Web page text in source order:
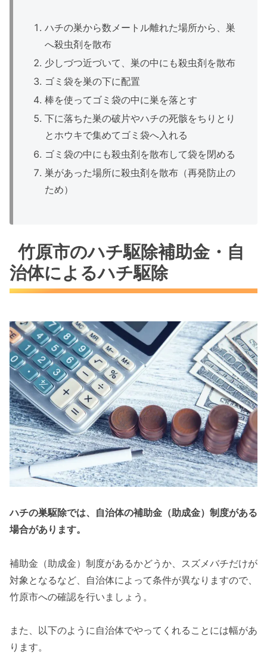
ハチの巣から数メートル離れた場所から、巣
へ殺虫剤を散布
少しづつ近づいて、巣の中にも殺虫剤を散布
ゴミ袋を巣の下に配置
棒を使ってゴミ袋の中に巣を落とす
下に落ちた巣の破片やハチの死骸をちりとり
とホウキで集めてゴミ袋へ入れる
ゴミ袋の中にも殺虫剤を散布して袋を閉める
巣があった場所に殺虫剤を散布（再発防止の
ため）
竹原市のハチ駆除補助金・自
治体によるハチ駆除
ハチの巣駆除では、自治体の補助金（助成金）制度がある
場合があります。
補助金（助成金）制度があるかどうか、スズメバチだけが
対象となるなど、自治体によって条件が異なりますので、
竹原市への確認を行いましょう。
また、以下のように自治体でやってくれることには幅があ
ります。